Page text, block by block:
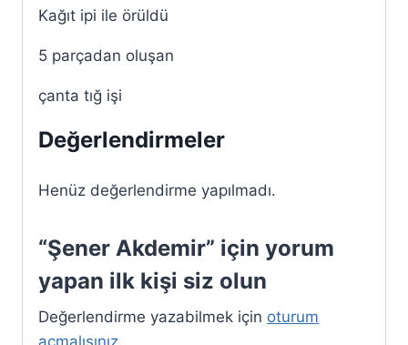
Kağıt ipi ile örüldü
5 parçadan oluşan
çanta tığ işi
Değerlendirmeler
Henüz değerlendirme yapılmadı.
“Şener Akdemir” için yorum
yapan ilk kişi siz olun
Değerlendirme yazabilmek için oturum
açmalısınız.